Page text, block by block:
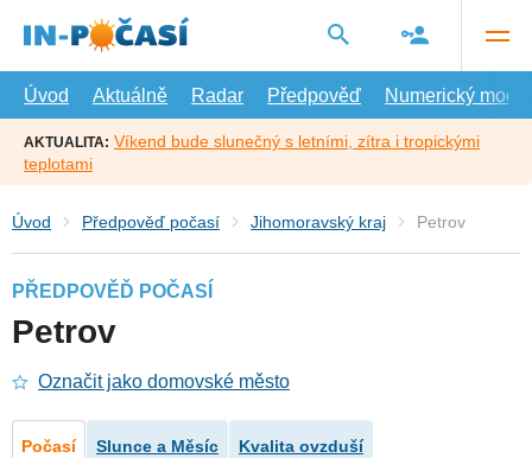
hlavní
Úvod
Aktuálně Radar Předpověď Numerický model
AKTUALITA: Víkend bude slunečný s letními, zítra i tropickými
teplotami
Úvod Předpověď počasí Jihomoravský kraj Petrov
PŘEDPOVĚĎ POČASÍ
Petrov
Označit jako domovské město
Počasí Slunce a Měsíc Kvalita ovzduší